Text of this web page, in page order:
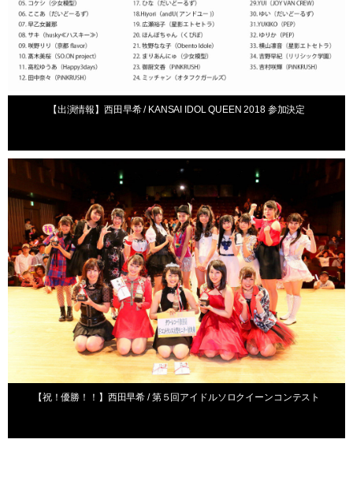
【出演情報】西田早希 / KANSAI IDOL QUEEN 2018 参加決定
【祝！優勝！！】西田早希 / 第５回アイドルソロクイーンコンテスト
出演情報